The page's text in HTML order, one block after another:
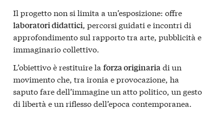
Il progetto non si limita a un’esposizione: offre
laboratori didattici , percorsi guidati e incontri di
approfondimento sul rapporto tra arte, pubblicità e
immaginario collettivo.
L’obiettivo è restituire la forza originariadi un
movimento che, tra ironia e provocazione, ha
saputo fare dell’immagine un atto politico, un gesto
di libertà e un riflesso dell’epoca contemporanea.